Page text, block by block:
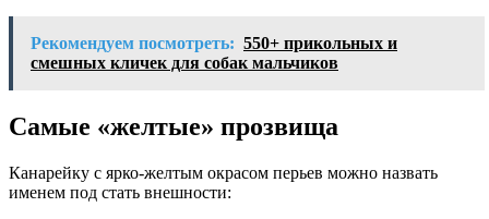
Рекомендуем посмотреть: 550+ прикольных и
смешных кличек для собак мальчиков
Самые «желтые» прозвища
Канарейку с ярко-желтым окрасом перьев можно назвать
именем под стать внешности: